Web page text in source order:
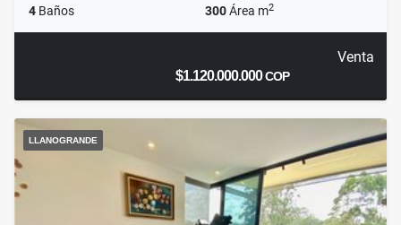
4 Baños 300Área m2
Venta
$1.120.000.000COP
LLANOGRANDE